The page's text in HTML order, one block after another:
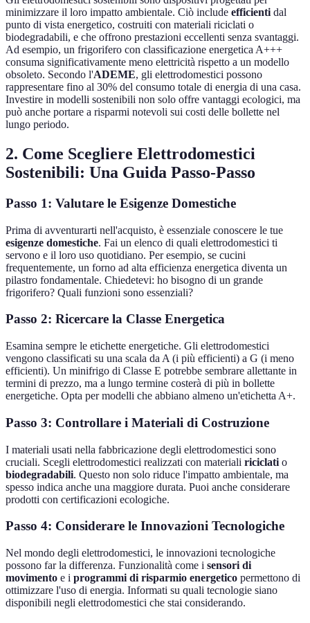
minimizzare il loro impatto ambientale. Ciò include efficienti dal
punto di vista energetico, costruiti con materiali riciclati o
biodegradabili, e che offrono prestazioni eccellenti senza svantaggi.
Ad esempio, un frigorifero con classificazione energetica A+++
consuma significativamente meno elettricità rispetto a un modello
obsoleto. Secondo l'ADEME, gli elettrodomestici possono
rappresentare fino al 30% del consumo totale di energia di una casa.
Investire in modelli sostenibili non solo offre vantaggi ecologici, ma
può anche portare a risparmi notevoli sui costi delle bollette nel
lungo periodo.
2. Come Scegliere Elettrodomestici
Sostenibili: Una Guida Passo-Passo
Passo 1: Valutare le Esigenze Domestiche
Prima di avventurarti nell'acquisto, è essenziale conoscere le tue
esigenze domestiche. Fai un elenco di quali elettrodomestici ti
servono e il loro uso quotidiano. Per esempio, se cucini
frequentemente, un forno ad alta efficienza energetica diventa un
pilastro fondamentale. Chiedetevi: ho bisogno di un grande
frigorifero? Quali funzioni sono essenziali?
Passo 2: Ricercare la Classe Energetica
Esamina sempre le etichette energetiche. Gli elettrodomestici
vengono classificati su una scala da A (i più efficienti) a G (i meno
efficienti). Un minifrigo di Classe E potrebbe sembrare allettante in
termini di prezzo, ma a lungo termine costerà di più in bollette
energetiche. Opta per modelli che abbiano almeno un'etichetta A+.
Passo 3: Controllare i Materiali di Costruzione
I materiali usati nella fabbricazione degli elettrodomestici sono
cruciali. Scegli elettrodomestici realizzati con materiali riciclati o
biodegradabili. Questo non solo riduce l'impatto ambientale, ma
spesso indica anche una maggiore durata. Puoi anche considerare
prodotti con certificazioni ecologiche.
Passo 4: Considerare le Innovazioni Tecnologiche
Nel mondo degli elettrodomestici, le innovazioni tecnologiche
possono far la differenza. Funzionalità come i sensori di
movimento e i programmi di risparmio energetico permettono di
ottimizzare l'uso di energia. Informati su quali tecnologie siano
disponibili negli elettrodomestici che stai considerando.